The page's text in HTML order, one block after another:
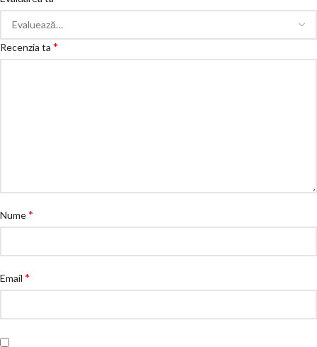
Recenzia ta *
Nume*
Email *